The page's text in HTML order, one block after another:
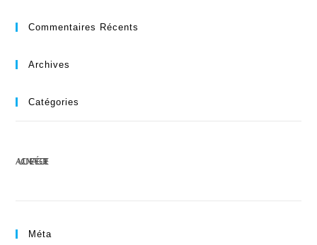
Commentaires Récents
Archives
Catégories
AUCUNE CATÉGORIE
Méta